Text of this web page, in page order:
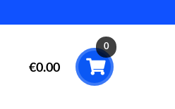
€0.00
0